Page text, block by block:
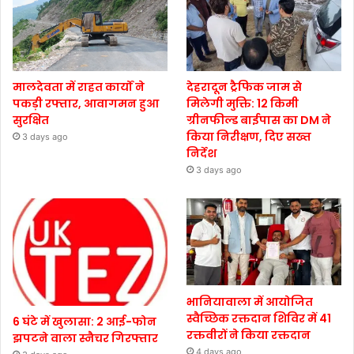
मालदेवता में राहत कार्यों ने
पकड़ी रफ्तार, आवागमन हुआ
सुरक्षित
3 days ago
देहरादून ट्रैफिक जाम से
मिलेगी मुक्ति: 12 किमी
ग्रीनफील्ड बाईपास का DM ने
किया निरीक्षण, दिए सख्त
निर्देश
3 days ago
6 घंटे में खुलासा: 2 आई-फोन
झपटने वाला स्नैचर गिरफ्तार
भानियावाला में आयोजित
स्वैच्छिक रक्तदान शिविर में 41
रक्तवीरों ने किया रक्तदान
4 days ago